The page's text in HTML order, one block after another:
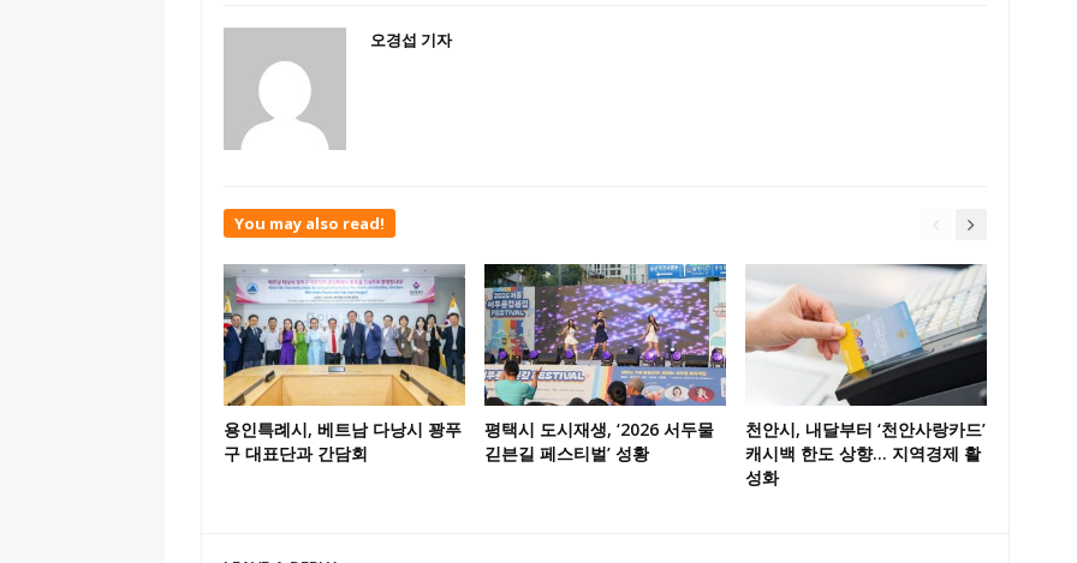
오경섭 기자
You may also read!
용인특례시, 베트남 다낭시 꽝푸
구 대표단과 간담회
평택시 도시재생, ‘2026 서두물
긷븐길 페스티벌’ 성황
천안시, 내달부터 ‘천안사랑카드’
캐시백 한도 상향… 지역경제 활
성화